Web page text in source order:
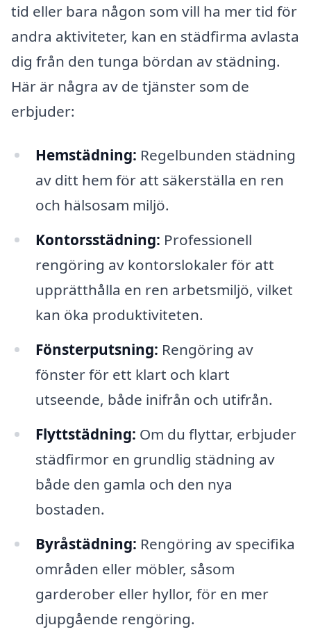
tid eller bara någon som vill ha mer tid för
andra aktiviteter, kan en städfirma avlasta
dig från den tunga bördan av städning.
Här är några av de tjänster som de
erbjuder:
Hemstädning: Regelbunden städning
av ditt hem för att säkerställa en ren
och hälsosam miljö.
Kontorsstädning: Professionell
rengöring av kontorslokaler för att
upprätthålla en ren arbetsmiljö, vilket
kan öka produktiviteten.
Fönsterputsning: Rengöring av
fönster för ett klart och klart
utseende, både inifrån och utifrån.
Flyttstädning: Om du flyttar, erbjuder
städfirmor en grundlig städning av
både den gamla och den nya
bostaden.
Byråstädning: Rengöring av specifika
områden eller möbler, såsom
garderober eller hyllor, för en mer
djupgående rengöring.